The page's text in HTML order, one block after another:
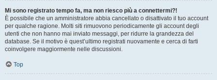
Mi sono registrato tempo fa, ma non riesco più a connettermi?!
È possibile che un amministratore abbia cancellato o disattivato il tuo account
per qualche ragione. Molti siti rimuovono periodicamente gli account degli
utenti che non hanno mai inviato messaggi, per ridurre la grandezza del
database. Se il motivo è quest’ultimo registrati nuovamente e cerca di farti
coinvolgere maggiormente nelle discussioni.
Top